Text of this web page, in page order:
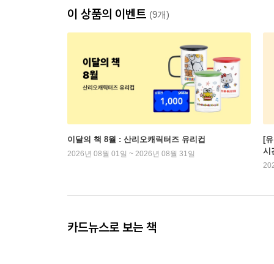
이 상품의 이벤트 (9개)
이달의 책 8월 : 산리오캐릭터즈 유리컵
2026년 08월 01일 ~ 2026년 08월 31일
[
시
카드뉴스로 보는 책